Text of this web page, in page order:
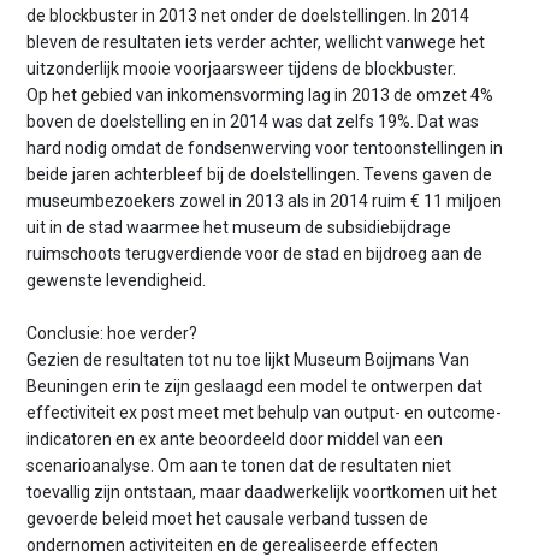
de blockbuster in 2013 net onder de doelstellingen. In 2014
bleven de resultaten iets verder achter, wellicht vanwege het
uitzonderlijk mooie voorjaarsweer tijdens de blockbuster.
Op het gebied van inkomensvorming lag in 2013 de omzet 4%
boven de doelstelling en in 2014 was dat zelfs 19%. Dat was
hard nodig omdat de fondsenwerving voor tentoonstellingen in
beide jaren achterbleef bij de doelstellingen. Tevens gaven de
museumbezoekers zowel in 2013 als in 2014 ruim € 11 miljoen
uit in de stad waarmee het museum de subsidiebijdrage
ruimschoots terugverdiende voor de stad en bijdroeg aan de
gewenste levendigheid.
Conclusie: hoe verder?
Gezien de resultaten tot nu toe lijkt Museum Boijmans Van
Beuningen erin te zijn geslaagd een model te ontwerpen dat
effectiviteit ex post meet met behulp van output- en outcome-
indicatoren en ex ante beoordeeld door middel van een
scenarioanalyse. Om aan te tonen dat de resultaten niet
toevallig zijn ontstaan, maar daadwerkelijk voortkomen uit het
gevoerde beleid moet het causale verband tussen de
ondernomen activiteiten en de gerealiseerde effecten